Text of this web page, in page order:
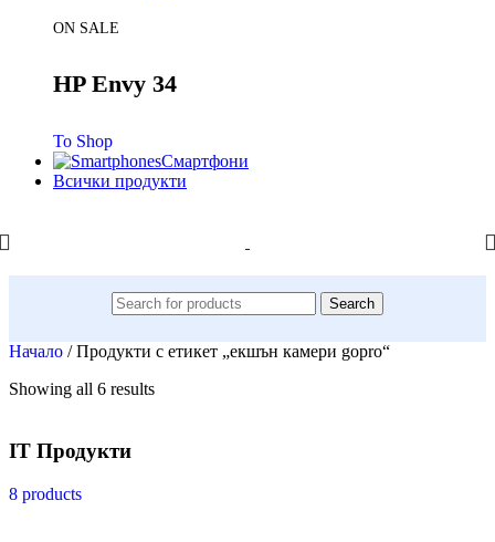
ON SALE
HP Envy 34
To Shop
Смартфони
Всички продукти
Search
Начало / Продукти с етикет „екшън камери gopro“
Showing all 6 results
IT Продукти
8 products